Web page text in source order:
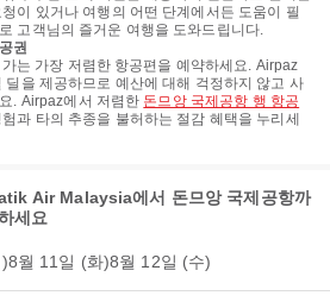
이 있거나 여행의 어떤 단계에서든 도움이 필
고객님의 즐거운 여행을 도와드립니다.
권
는 가장 저렴한 항공편을 예약하세요. Airpaz
딜을 제공하므로 예산에 대해 걱정하지 않고 사
. Airpaz에서 저렴한 돈므앙 국제공항 행 항공
과 타의 추종을 불허하는 절감 혜택을 누리세
Air Malaysia에서 돈므앙 국제공항까
세요
8월 11일 (화)8월 12일 (수)